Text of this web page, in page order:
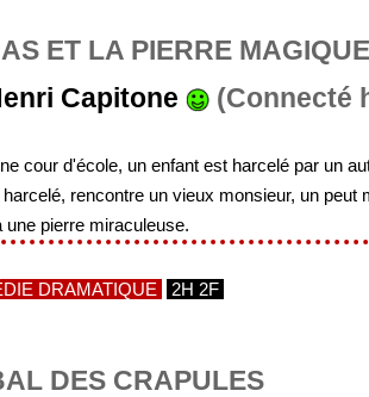
ET LA PIERRE MAGIQUE
Capitone (Connecté
cour d'école, un enfant est harcelé par un
harcelé, rencontre un vieux monsieur, un peut
une pierre miraculeuse.
DRAMATIQUE 2H 2F
DES CRAPULES